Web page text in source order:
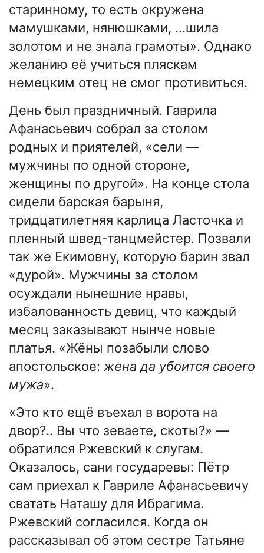
старинному, то есть окружена
мамушками, нянюшками, …шила
золотом и не знала грамоты». Однако
желанию её учиться пляскам
немецким отец не смог противиться.
День был праздничный. Гаврила
Афанасьевич собрал за столом
родных и приятелей, «сели —
мужчины по одной стороне,
женщины по другой». На конце стола
сидели барская барыня,
тридцатилетняя карлица Ласточка и
пленный швед-танцмейстер. Позвали
так же Екимовну, которую барин звал
«дурой». Мужчины за столом
осуждали нынешние нравы,
избалованность девиц, что каждый
месяц заказывают нынче новые
платья. «Жёны позабыли слово
апостольское: жена да убоится своего
мужа».
«Это кто ещё въехал в ворота на
двор?.. Вы что зеваете, скоты?» —
обратился Ржевский к слугам.
Оказалось, сани государевы: Пётр
сам приехал к Гавриле Афанасьевичу
сватать Наташу для Ибрагима.
Ржевский согласился. Когда он
рассказывал об этом сестре Татьяне